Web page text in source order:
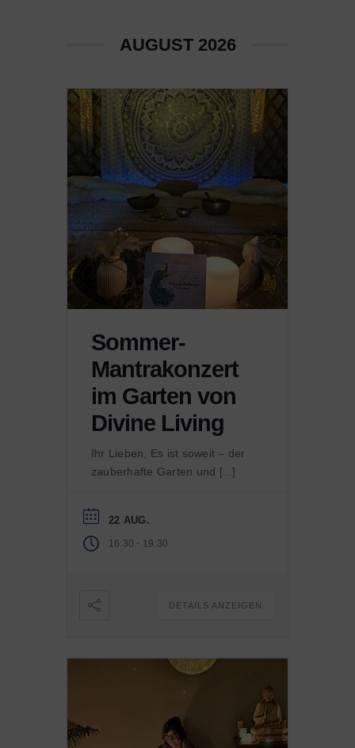
AUGUST 2026
Sommer-
Mantrakonzert
im Garten von
Divine Living
Ihr Lieben, Es ist soweit – der
zauberhafte Garten und [...]
22 AUG.
16:30 - 19:30
DETAILS ANZEIGEN